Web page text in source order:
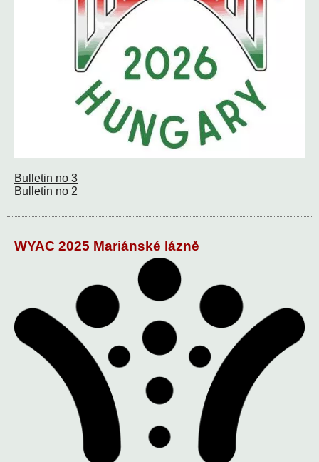
Bulletin no 3
Bulletin no 2
WYAC 2025 Mariánské lázně